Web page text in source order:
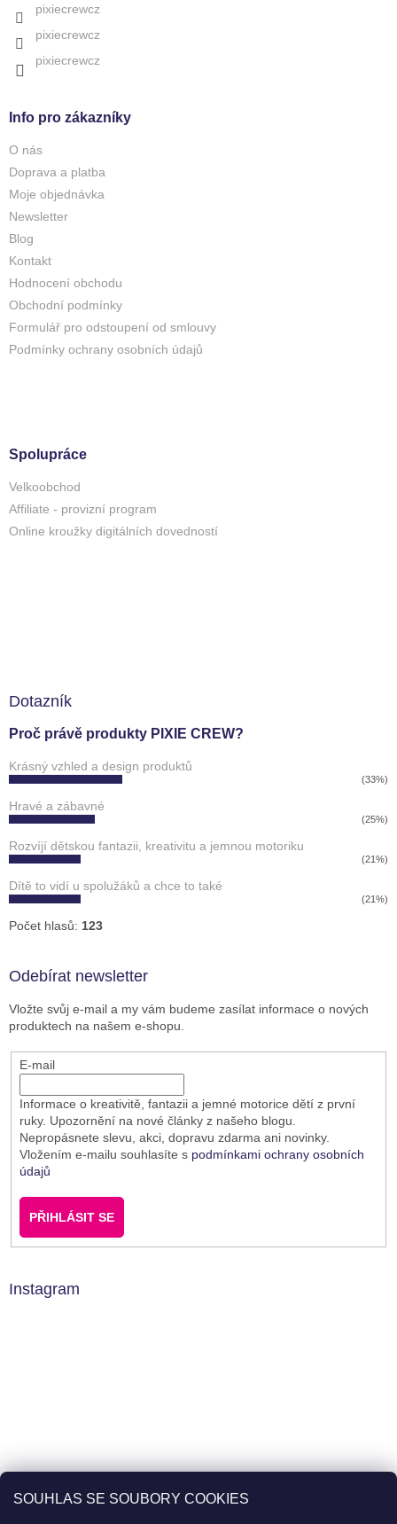
SOUHLAS SE SOUBORY COOKIES
pixiecrewcz
pixiecrewcz
pixiecrewcz
Info pro zákazníky
O nás
Doprava a platba
Moje objednávka
Newsletter
Blog
Kontakt
Hodnocení obchodu
Obchodní podmínky
Formulář pro odstoupení od smlouvy
Podmínky ochrany osobních údajů
Spolupráce
Velkoobchod
Affiliate - provizní program
Online kroužky digitálních dovedností
Dotazník
Proč právě produkty PIXIE CREW?
Krásný vzhled a design produktů
(33%)
Hravé a zábavné
(25%)
Rozvíjí dětskou fantazii, kreativitu a jemnou motoriku
(21%)
Dítě to vidí u spolužáků a chce to také
(21%)
Počet hlasů: 123
Odebírat newsletter
Vložte svůj e-mail a my vám budeme zasílat informace o nových
produktech na našem e-shopu.
E-mail
Informace o kreativitě, fantazii a jemné motorice dětí z první
ruky. Upozornění na nové články z našeho blogu.
Nepropásnete slevu, akci, dopravu zdarma ani novinky.
Vložením e-mailu souhlasíte s podmínkami ochrany osobních
údajů
PŘIHLÁSIT SE
Instagram